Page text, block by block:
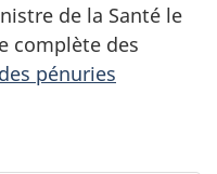
de la Santé le
complète des
pénuries